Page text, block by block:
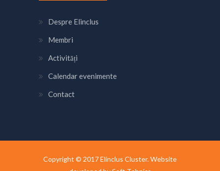
Despre Elinclus
Membri
Activități
Calendar evenimente
Contact
Copyright © 2017 Elinclus Cluster. Website